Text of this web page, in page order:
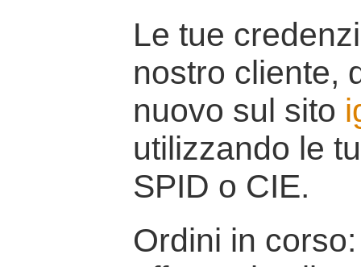
Le tue
nostro cliente,
nuovo sul sito
utilizzando le
SPID o CIE.
Ordini in